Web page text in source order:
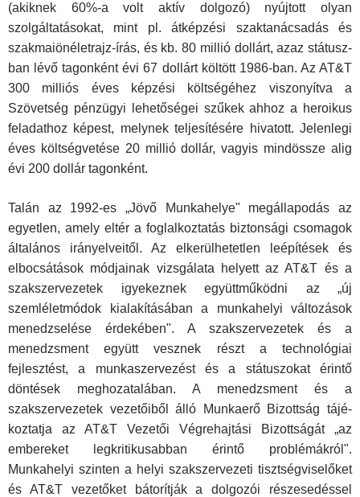
(akiknek 60%-a volt aktív dolgozó) nyújtott olyan
szolgáltatásokat, mint pl. átképzési szaktanácsadás és
szakmaiönéletrajz-írás, és kb. 80 millió dollárt, azaz státusz­
ban lévő tagonként évi 67 dollárt költött 1986-ban. Az AT&T
300 milliós éves képzési költségéhez viszonyítva a
Szövetség pénzügyi lehetőségei szűkek ahhoz a heroikus
feladathoz ké­pest, melynek teljesítésére hivatott. Jelenlegi
éves költségve­tése 20 millió dollár, vagyis mindössze alig
évi 200 dollár tagonként.
Talán az 1992-es „Jövő Munkahelye" megállapodás az
egyetlen, amely eltér a foglalkoztatás biztonsági csomagok
ál­talános irányelveitől. Az elkerülhetetlen leépítések és
elbocsá­tások módjainak vizsgálata helyett az AT&T és a
szakszerve­zetek igyekeznek együttműködni az „új
szemléletmódok kiala­kításában a munkahelyi változások
menedzselése érdeké­ben". A szakszervezetek és a
menedzsment együtt vesznek részt a technológiai
fejlesztést, a munkaszervezést és a stá­tuszokat érintő
döntések meghozatalában. A menedzsment és a
szakszervezetek vezetőiből álló Munkaerő Bizottság tájé­
koztatja az AT&T Vezetői Végrehajtási Bizottságát „az
embe­reket legkritikusabban érintő problémákról".
Munkahelyi szin­ten a helyi szakszervezeti tisztségviselőket
és AT&T vezetőket bátorítják a dolgozói részesedéssel